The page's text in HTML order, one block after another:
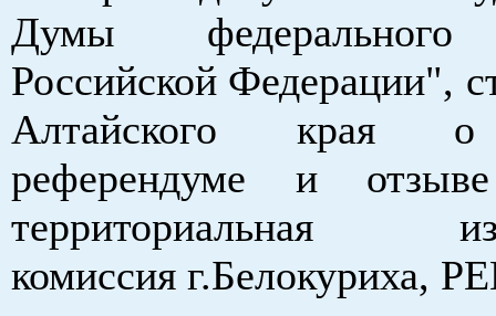
Думы федерального
Российской Федерации",
Алтайского края
референдуме и
территориальная
комиссия г.Белокуриха,